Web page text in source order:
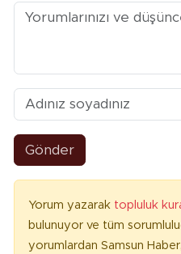
Gönder
Yorum yazarak topluluk
bulunuyor ve tüm
yorumlardan Samsun